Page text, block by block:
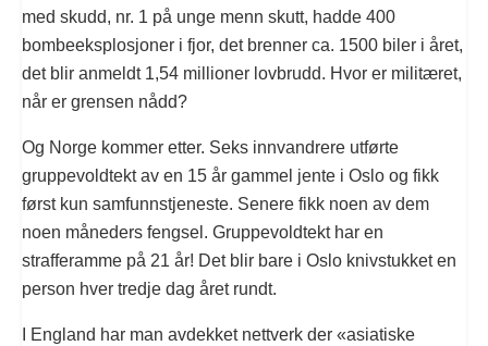
med skudd, nr. 1 på unge menn skutt, hadde 400
bombeeksplosjoner i fjor, det brenner ca. 1500 biler i året,
det blir anmeldt 1,54 millioner lovbrudd. Hvor er militæret,
når er grensen nådd?
Og Norge kommer etter. Seks innvandrere utførte
gruppevoldtekt av en 15 år gammel jente i Oslo og fikk
først kun samfunnstjeneste. Senere fikk noen av dem
noen måneders fengsel. Gruppevoldtekt har en
strafferamme på 21 år! Det blir bare i Oslo knivstukket en
person hver tredje dag året rundt.
I England har man avdekket nettverk der «asiatiske